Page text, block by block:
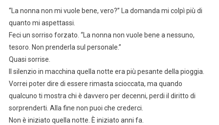
“La nonna non mi vuole bene, vero?” La domanda mi colpì più di
quanto mi aspettassi.
Feci un sorriso forzato. “La nonna non vuole bene a nessuno,
tesoro. Non prenderla sul personale.”
Quasi sorrise.
Il silenzio in macchina quella notte era più pesante della pioggia.
Vorrei poter dire di essere rimasta scioccata, ma quando
qualcuno ti mostra chi è davvero per decenni, perdi il diritto di
sorprenderti. Alla fine non puoi che crederci.
Non è iniziato quella notte. È iniziato anni fa.